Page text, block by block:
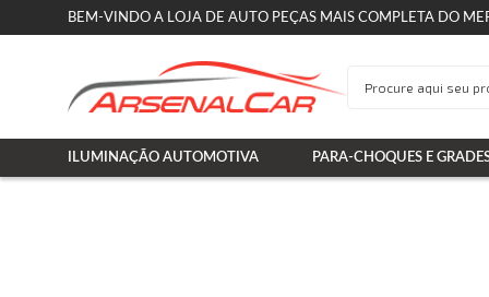
BEM-VINDO A LOJA DE AUTO PEÇAS MAIS COMPLETA DO
ILUMINAÇÃO AUTOMOTIVA PARA-CHOQUES E